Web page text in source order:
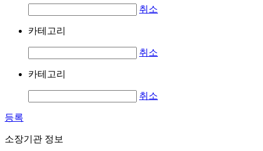
취소
카테고리
취소
카테고리
취소
등록
소장기관 정보